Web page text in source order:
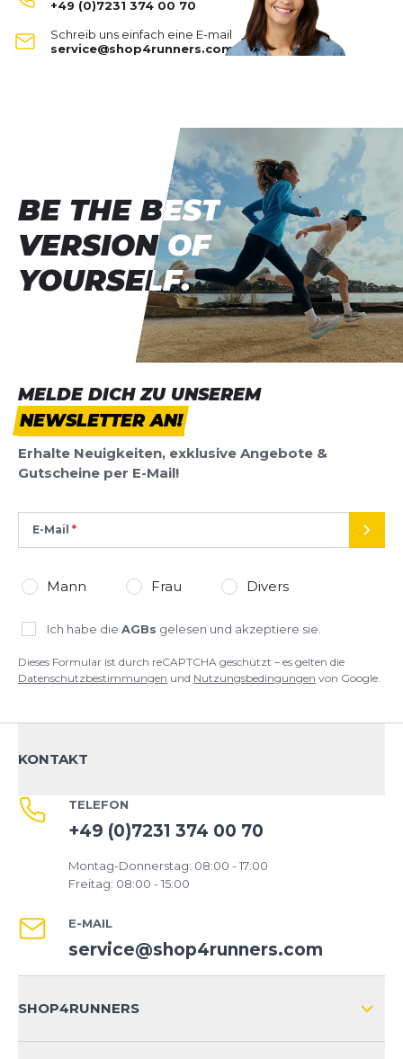
Deine Bewertung:
Rezension
Rezension
Dieses Formular ist durch reCAPTCHA geschützt – es gelten die
Datenschutzbestimmungenund
Google.
+49 (0)7231 374 00 70
Schreib uns einfach eine E-mail
service@shop4runners.com
MELDE DICH ZU UNSEREM
NEWSLETTER AN!
Erhalte Neuigkeiten, exklusive Angebote &
Gutscheine per E-Mail!
E-Mail
Mann Frau Divers
Ich habe die AGBs gelesen und akzeptiere sie.
Dieses Formular ist durch reCAPTCHA geschützt – es gelten die
Datenschutzbestimmungen und Nutzungsbedingungen von Google.
BE THE BEST
VERSION OF
YOURSELF.
BE THE BEST
VERSION OF
YOURSELF.
KONTAKT
TELEFON
+49 (0)7231 374 00 70
Montag-Donnerstag: 08:00 - 17:00
Freitag: 08:00 - 15:00
E-MAIL
service@shop4runners.com
SHOP4RUNNERS